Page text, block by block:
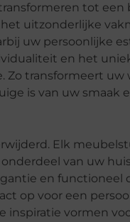
tot een
uitzonderlijke
uw persoonlijke
en het
Zo transformeert
is van uw smaak
Elk
van uw
en functioneel
op voor een
inspiratie vormen